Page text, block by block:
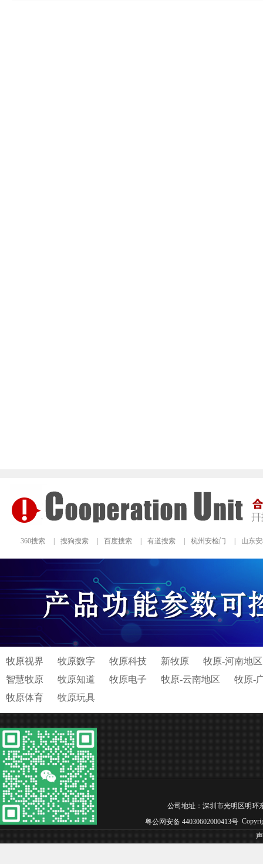
360搜索 搜狗搜索 百度搜索 有道搜索 杭州安检门 山东
牧原视界 牧原数字 牧原科技 新牧原
牧原-河南地区
智慧牧原
牧原知道 牧原电子 牧原-云南地区
牧原-
牧原体育
牧原玩具
公司地址：深圳市光明区明环
粤公网安备 44030602000413号